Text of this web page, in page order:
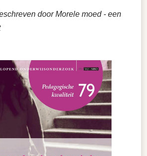
door Morele moed - een